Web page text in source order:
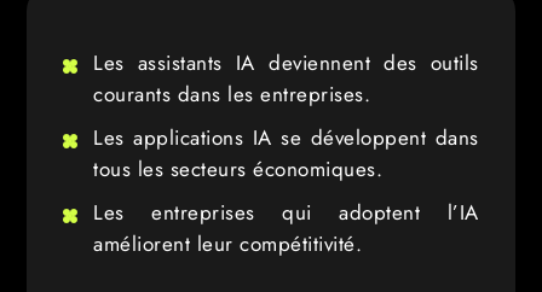
Les assistants IA deviennent des outils
courants dans les entreprises.
Les applications IA se développent dans
tous les secteurs économiques.
Les entreprises qui adoptent l’IA
améliorent leur compétitivité.